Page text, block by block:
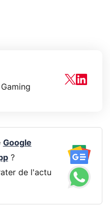
Google
?
de l'actu